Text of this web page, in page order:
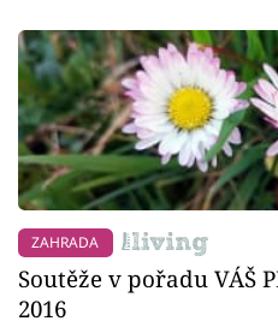
ZAHRADA
Soutěže v pořadu VÁŠ
2016